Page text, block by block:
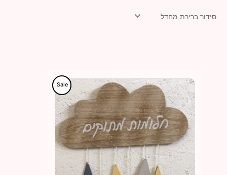
Sale!
המחיר
המקורי
היה:
₪95.00.
המחיר
הנוכחי
הוא:
₪38.00.
למוצר
זה
יש
מספר
סוגים.
לבחור
את